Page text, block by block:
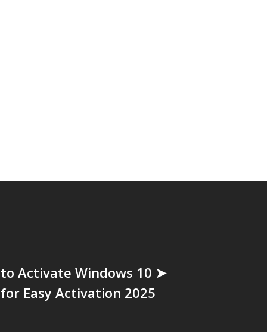
Activate Windows 10 ➤
Easy Activation 2025